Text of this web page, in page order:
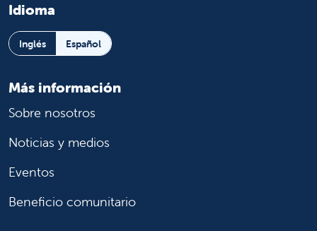
Idioma
Inglés Español
Más información
Sobre nosotros
Noticias y medios
Eventos
Beneficio comunitario